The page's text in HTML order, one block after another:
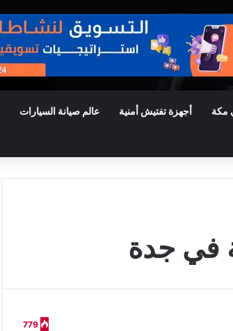
مكة أجهزة تفتيش أمنية عالم صيانة السيارات
في جدة
779